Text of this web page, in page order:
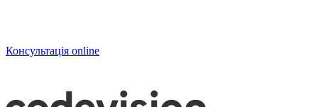
Консультація online